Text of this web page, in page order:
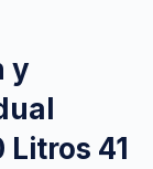
y
Litros 41